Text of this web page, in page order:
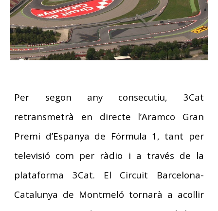
Per segon any consecutiu, 3Cat
retransmetrà en directe l’Aramco Gran
Premi d’Espanya de Fórmula 1, tant per
televisió com per ràdio i a través de la
plataforma 3Cat. El Circuit Barcelona-
Catalunya de Montmeló tornarà a acollir